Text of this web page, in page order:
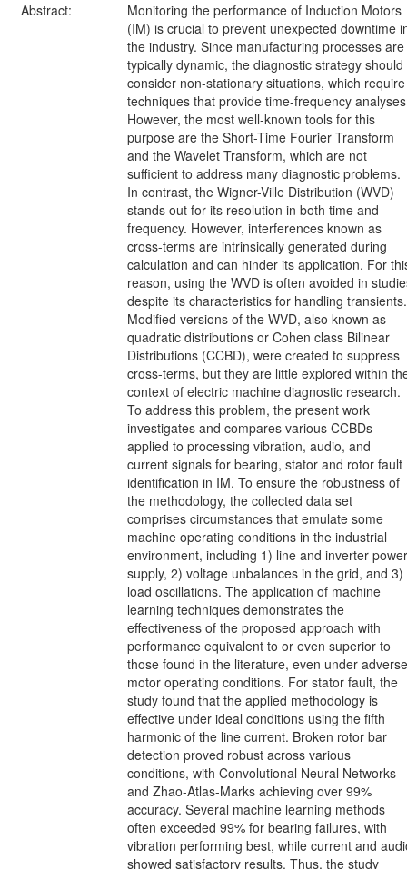
Abstract:
Monitoring the performance of Induction Motors
(IM) is crucial to prevent unexpected downtime
the industry. Since manufacturing processes are
typically dynamic, the diagnostic strategy should
consider non-stationary situations, which require
techniques that provide time-frequency
However, the most well-known tools for this
purpose are the Short-Time Fourier Transform
and the Wavelet Transform, which are not
sufficient to address many diagnostic problems.
In contrast, the Wigner-Ville Distribution (WVD)
stands out for its resolution in both time and
frequency. However, interferences known as
cross-terms are intrinsically generated during
calculation and can hinder its application. For
reason, using the WVD is often avoided in
despite its characteristics for handling transients.
Modified versions of the WVD, also known as
quadratic distributions or Cohen class Bilinear
Distributions (CCBD), were created to suppress
cross-terms, but they are little explored within
context of electric machine diagnostic research.
To address this problem, the present work
investigates and compares various CCBDs
applied to processing vibration, audio, and
current signals for bearing, stator and rotor fault
identification in IM. To ensure the robustness of
the methodology, the collected data set
comprises circumstances that emulate some
machine operating conditions in the industrial
environment, including 1) line and inverter power
supply, 2) voltage unbalances in the grid, and 3)
load oscillations. The application of machine
learning techniques demonstrates the
effectiveness of the proposed approach with
performance equivalent to or even superior to
those found in the literature, even under adverse
motor operating conditions. For stator fault, the
study found that the applied methodology is
effective under ideal conditions using the fifth
harmonic of the line current. Broken rotor bar
detection proved robust across various
conditions, with Convolutional Neural Networks
and Zhao-Atlas-Marks achieving over 99%
accuracy. Several machine learning methods
often exceeded 99% for bearing failures, with
vibration performing best, while current and
showed satisfactory results. Thus, the study